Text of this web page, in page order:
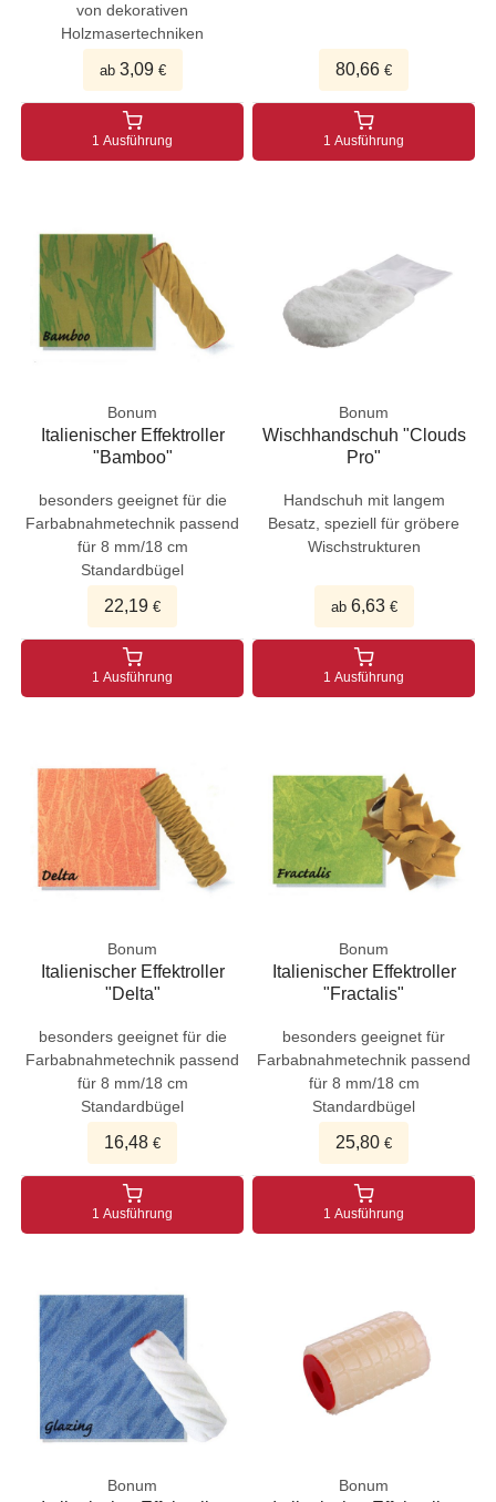
von dekorativen
Holzmasertechniken
ab 3,09€
1 Ausführung
80,66 €
1 Ausführung
Bonum
Italienischer Effektroller
"Bamboo"
besonders geeignet für die
Farbabnahmetechnik passend
für 8 mm/18 cm
Standardbügel
22,19 €
1 Ausführung
Bonum
Wischhandschuh "Clouds
Pro"
Handschuh mit langem
Besatz, speziell für gröbere
Wischstrukturen
ab 6,63€
1 Ausführung
Bonum
Italienischer Effektroller
"Delta"
besonders geeignet für die
Farbabnahmetechnik passend
für 8 mm/18 cm
Standardbügel
16,48 €
1 Ausführung
Bonum
Italienischer Effektroller
"Fractalis"
besonders geeignet für
Farbabnahmetechnik passend
für 8 mm/18 cm
Standardbügel
25,80 €
1 Ausführung
Bonum Bonum